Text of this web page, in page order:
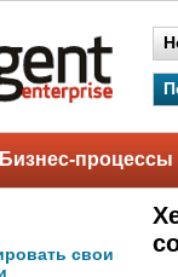
Бизнес-процессы
свои